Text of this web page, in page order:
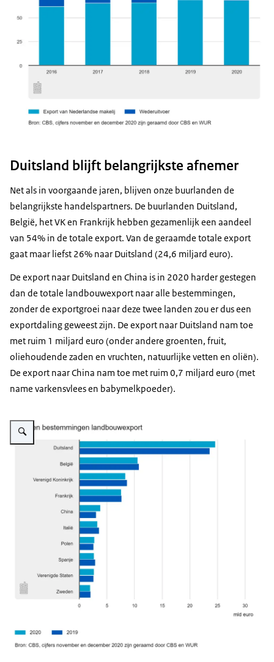
Duitsland blijft belangrijkste afnemer
Net als in voorgaande jaren, blijven onze buurlanden de
belangrijkste handelspartners. De buurlanden Duitsland,
België, het VK en Frankrijk hebben gezamenlijk een aandeel
van 54% in de totale export. Van de geraamde totale export
gaat maar liefst 26% naar Duitsland (24,6 miljard euro).
De export naar Duitsland en China is in 2020 harder gestegen
dan de totale landbouwexport naar alle bestemmingen,
zonder de exportgroei naar deze twee landen zou er dus een
exportdaling geweest zijn. De export naar Duitsland nam toe
met ruim 1 miljard euro (onder andere groenten, fruit,
oliehoudende zaden en vruchten, natuurlijke vetten en oliën).
De export naar China nam toe met ruim 0,7 miljard euro (met
name varkensvlees en babymelkpoeder).
Vergroot afbeelding Top tien bestemmingen landbouwexport